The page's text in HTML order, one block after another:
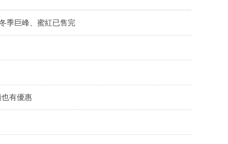
季巨峰、蜜紅已售完
有優惠